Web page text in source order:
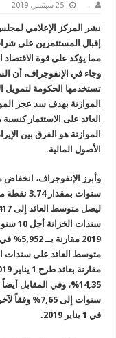
. 25 سبتمبر، 2019
نشر المركز الإعلامي
مما يؤكد على قوة الاقتصاد
وجاء في الإنفوجراف، أن
تستخدمها الحكومة لتمويل
الموازنة بهدف سد عجز
العائد على الاستثمار
الموازنة هو الفرق بين
الأصول المالية.
في 1 يناير 2019.